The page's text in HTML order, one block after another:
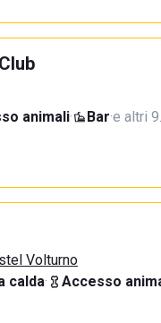
animali· Bar·e altri
Volturno
calda· Accesso